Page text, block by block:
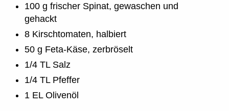
100 g frischer Spinat, gewaschen und
gehackt
8 Kirschtomaten, halbiert
50 g Feta-Käse, zerbröselt
1/4 TL Salz
1/4 TL Pfeffer
1 EL Olivenöl